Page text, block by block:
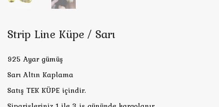
Strip Line Küpe / Sarı
925 Ayar gümüş
Sarı Altın Kaplama
Satış TEK KÜPE içindir.